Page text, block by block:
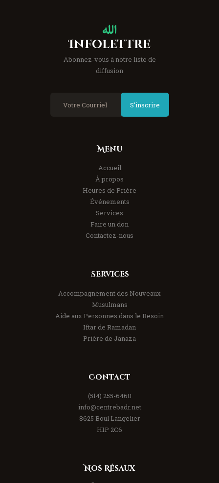
Infolettre
Abonnez-vous à notre liste de
diffusion
S'inscrire
Menu
Accueil
À propos
Heures de Prière
Événements
Services
Faire un don
Contactez-nous
Services
Accompagnement des Nouveaux
Musulmans
Aide aux Personnes dans le Besoin
Iftar de Ramadan
Prière de Janaza
Contact
(514) 255-6460
info@centrebadr.net
8625 Boul Langelier
H1P 2C6
Nos Résaux